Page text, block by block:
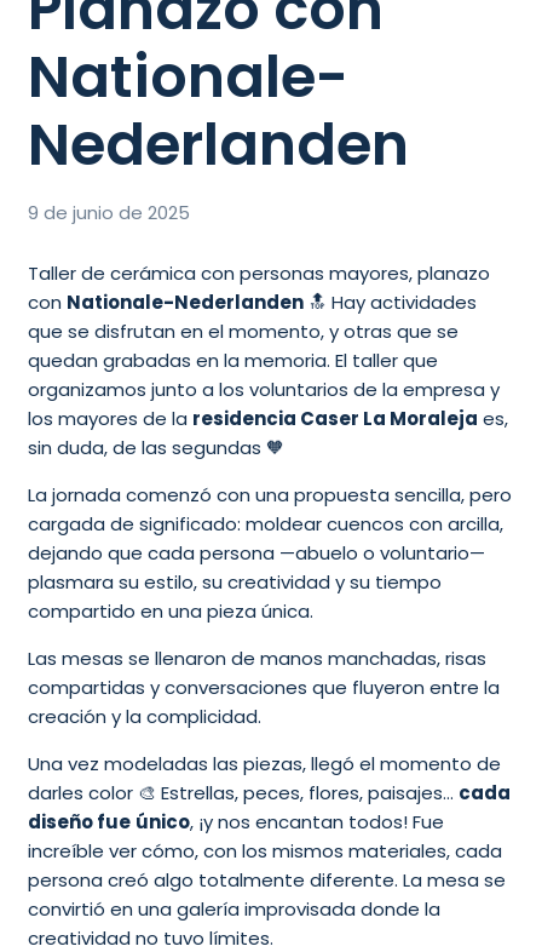
Nationale-
Nederlanden
9 de junio de 2025
Taller de cerámica con personas mayores, planazo
con Nationale-Nederlanden🔝 Hay actividades
que se disfrutan en el momento, y otras que se
quedan grabadas en la memoria. El taller que
organizamos junto a los voluntarios de la empresa y
los mayores de la residencia Caser La Moraleja es,
sin duda, de las segundas 🧡
La jornada comenzó con una propuesta sencilla, pero
cargada de significado: moldear cuencos con arcilla,
dejando que cada persona —abuelo o voluntario—
plasmara su estilo, su creatividad y su tiempo
compartido en una pieza única.
Las mesas se llenaron de manos manchadas, risas
compartidas y conversaciones que fluyeron entre la
creación y la complicidad.
Una vez modeladas las piezas, llegó el momento de
darles color 🎨 Estrellas, peces, flores, paisajes… cada
diseño fue único, ¡y nos encantan todos! Fue
increíble ver cómo, con los mismos materiales, cada
persona creó algo totalmente diferente. La mesa se
convirtió en una galería improvisada donde la
creatividad no tuvo límites.